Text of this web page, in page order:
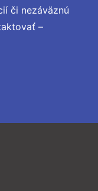
či nezáväznú
–